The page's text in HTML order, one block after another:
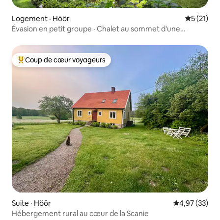
Logement · Höör Note
5 (21)
Évasion en petit groupe · Chalet au sommet d'une
Coup de cœur voyageurs parmi les plus aimés
Coup de cœur voyageurs
Suite · Höör Note
4,97 (33)
Hébergement rural au cœur de la Scanie